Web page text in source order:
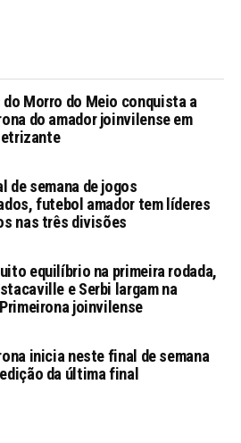
do Morro do Meio conquista a
do amador joinvilense em
de semana de jogos
futebol amador tem líderes
nas três divisões
equilíbrio na primeira rodada,
e Serbi largam na
joinvilense
inicia neste final de semana
da última final